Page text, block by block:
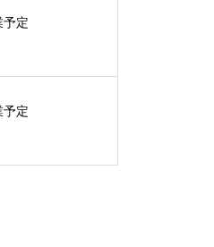
予定
予定